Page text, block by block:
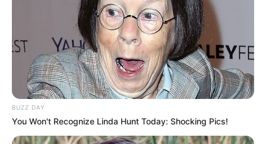
BUZZ DAY
You Won't Recognize Linda Hunt Today: Shocking Pics!